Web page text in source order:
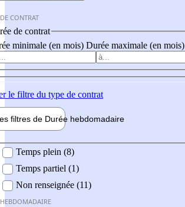
CONTRAT
de contrat
minimale (en mois) Durée maximale (en mois)
le filtre du type de contrat
filtres de Durée hebdomadaire
Temps plein (8)
Temps partiel (1)
Non renseignée (11)